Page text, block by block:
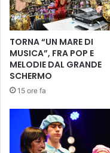
O
R
T
V
I
I
P
a
s
c
a
:
n
TORNA “UN MARE DI
MUSICA”, FRA POP E
MELODIE DAL GRANDE
SCHERMO
15 ore fa